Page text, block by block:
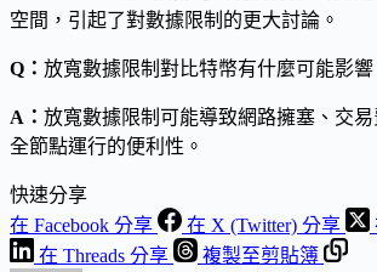
空間，引起了對數據限制的更大討論。
Q： 放寬數據限制對比特幣有什麼可能影響
A： 放寬數據限制可能導致網路擁塞、交
全節點運行的便利性。
快速分享
在 Facebook 分享
在 X (Twitter) 分享
在 Threads 分享
複製至剪貼簿